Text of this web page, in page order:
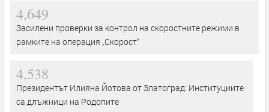
4,649
Засилени проверки за контрол на скоростните режими в
рамките на операция „Скорост“
4,538
Президентът Илияна Йотова от Златоград: Институциите
са длъжници на Родопите